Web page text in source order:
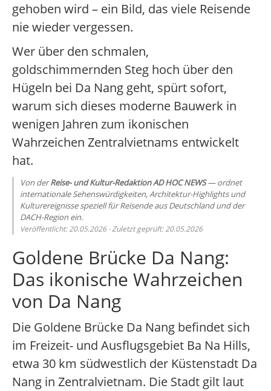
gehoben wird – ein Bild, das viele Reisende
nie wieder vergessen.
Wer über den schmalen,
goldschimmernden Steg hoch über den
Hügeln bei Da Nang geht, spürt sofort,
warum sich dieses moderne Bauwerk in
wenigen Jahren zum ikonischen
Wahrzeichen Zentralvietnams entwickelt
hat.
Von derReise- und Kultur-Redaktion AD HOC NEWS— ordnet
internationale Sehenswürdigkeiten, Architektur-Highlights und
Kulturereignisse speziell für Reisende aus Deutschland und der
DACH-Region ein.
Veröffentlicht: 20.05.2026 · Zuletzt geprüft: 20.05.2026
Goldene Brücke Da Nang:
Das ikonische Wahrzeichen
von Da Nang
Die Goldene Brücke Da Nang befindet sich
im Freizeit- und Ausflugsgebiet Ba Na Hills,
etwa 30 km südwestlich der Küstenstadt Da
Nang in Zentralvietnam. Die Stadt gilt laut